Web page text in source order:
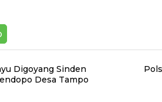
Digoyang Sinden
Desa Tampo